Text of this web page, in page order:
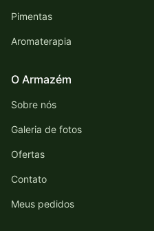
Pimentas
Aromaterapia
O Armazém
Sobre nós
Galeria de fotos
Ofertas
Contato
Meus pedidos